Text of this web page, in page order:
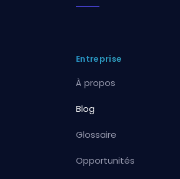
Entreprise
À propos
Blog
Glossaire
Opportunités